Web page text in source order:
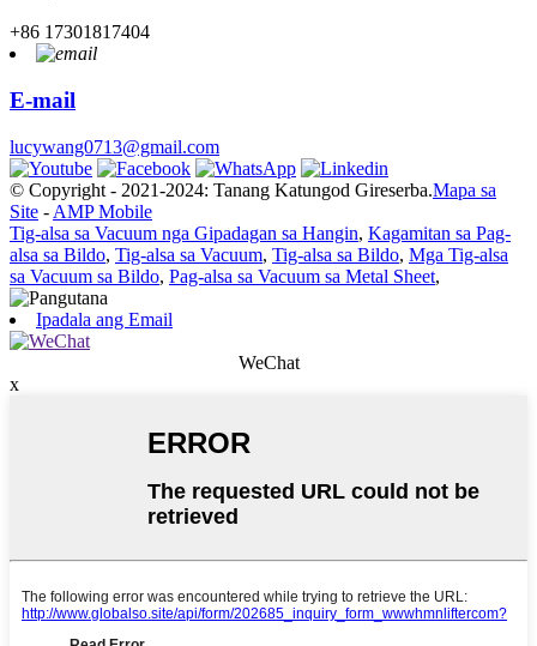
+86 17301817404
E-mail
lucywang0713@gmail.com
© Copyright - 2021-2024: Tanang Katungod Gireserba.Mapa sa
Site - AMP Mobile
Tig-alsa sa Vacuum nga Gipadagan sa Hangin, Kagamitan sa Pag-
alsa sa Bildo, Tig-alsa sa Vacuum, Tig-alsa sa Bildo, Mga Tig-alsa
sa Vacuum sa Bildo, Pag-alsa sa Vacuum sa Metal Sheet,
Ipadala ang Email
WeChat
x